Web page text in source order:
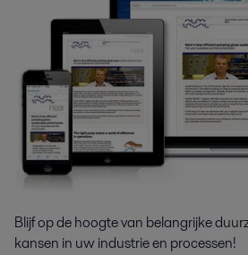
Blijf op de hoogte van belangrijke
kansen in uw industrie en processen!